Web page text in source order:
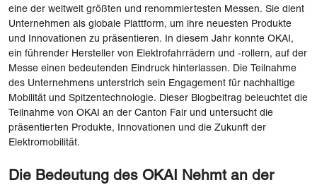
eine der weltweit größten und renommiertesten Messen. Sie dient
Unternehmen als globale Plattform, um ihre neuesten Produkte
und Innovationen zu präsentieren. In diesem Jahr konnte OKAI,
ein führender Hersteller von Elektrofahrrädern und -rollern, auf der
Messe einen bedeutenden Eindruck hinterlassen. Die Teilnahme
des Unternehmens unterstrich sein Engagement für nachhaltige
Mobilität und Spitzentechnologie. Dieser Blogbeitrag beleuchtet die
Teilnahme von OKAI an der Canton Fair und untersucht die
präsentierten Produkte, Innovationen und die Zukunft der
Elektromobilität.
Die Bedeutung des OKAI Nehmt an der